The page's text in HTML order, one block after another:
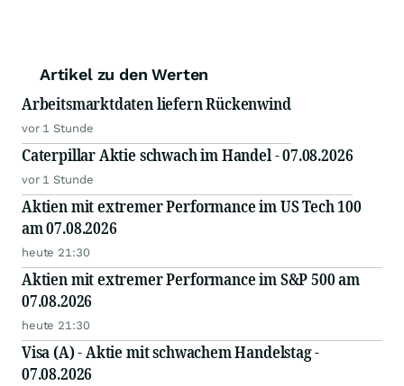
Artikel zu den Werten
Arbeitsmarktdaten liefern Rückenwind
vor 1 Stunde
Caterpillar Aktie schwach im Handel - 07.08.2026
vor 1 Stunde
Aktien mit extremer Performance im US Tech 100
am 07.08.2026
heute 21:30
Aktien mit extremer Performance im S&P 500 am
07.08.2026
heute 21:30
Visa (A) - Aktie mit schwachem Handelstag -
07.08.2026